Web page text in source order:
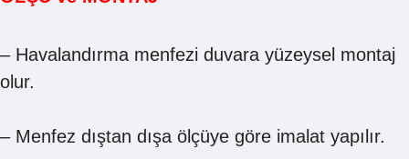
– Havalandırma menfezi duvara yüzeysel montaj
olur.
– Menfez dıştan dışa ölçüye göre imalat yapılır.